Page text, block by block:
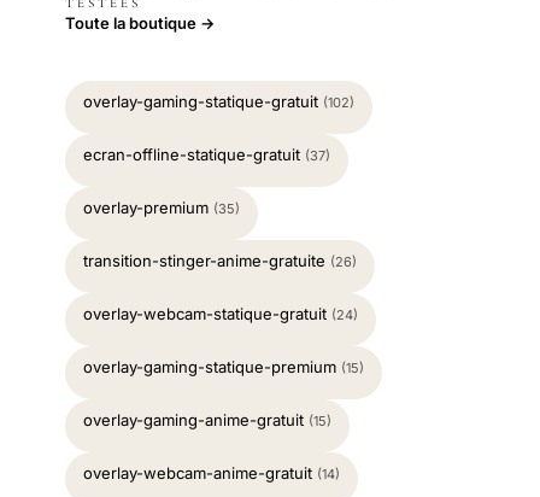
TESTÉES
Toute la boutique →
overlay-gaming-statique-gratuit (102)
ecran-offline-statique-gratuit (37)
overlay-premium (35)
transition-stinger-anime-gratuite (26)
overlay-webcam-statique-gratuit (24)
overlay-gaming-statique-premium (15)
overlay-gaming-anime-gratuit (15)
overlay-webcam-anime-gratuit (14)